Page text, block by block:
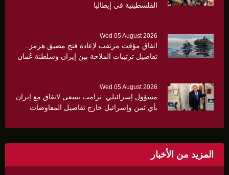
الفلسطينية في إيطاليا
Wed 05 August 2026
اتفاق مؤقت مرتقب لإعادة فتح مضيق هرمز..
تفاصيل ترتيبات الملاحة بين إيران وسلطنة عُمان
Wed 05 August 2026
مسؤول إسرائيلي: ترامب يسعى لاتفاق مع إيران
بأي ثمن وإسرائيل خارج تفاصيل المفاوضات
المزيد من الأخبار